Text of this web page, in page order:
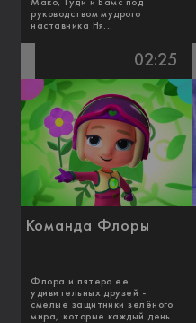
Мако, Гуди и Бамс под
руководством мудрого
наставника Ня...
02:25
Команда Флоры
Флора и пятеро ее
удивительных друзей -
смелые защитники зелёного
мира, которые каждый день